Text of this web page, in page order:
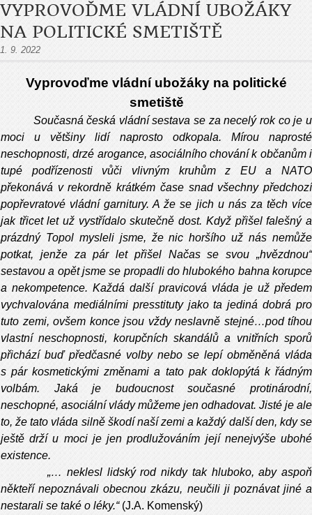
VYPROVOĎME VLÁDNÍ UBOŽÁKY
NA POLITICKÉ SMETIŠTĚ
1. 9. 2022
Vyprovoďme vládní ubožáky na politické
smetiště
Současná česká vládní sestava se za necelý rok co je u
moci u většiny lidí naprosto odkopala. Mírou naprosté
neschopnosti, drzé arogance, asociálního chování k občanům i
tupé podřízenosti vůči vlivným kruhům z EU a NATO
překonává v rekordně krátkém čase snad všechny předchozí
popřevratové vládní garnitury. A že se jich u nás za těch více
jak třicet let už vystřídalo skutečně dost. Když přišel falešný a
prázdný Topol mysleli jsme, že nic horšího už nás nemůže
potkat, jenže za pár let přišel Načas se svou „hvězdnou“
sestavou a opět jsme se propadli do hlubokého bahna korupce
a nekompetence. Každá další pravicová vláda je už předem
vychvalována mediálními presstituty jako ta jediná dobrá pro
tuto zemi, ovšem konce jsou vždy neslavně stejné…pod tíhou
vlastní neschopnosti, korupčních skandálů a vnitřních sporů
přichází buď předčasné volby nebo se lepí obměněná vláda
s pár kosmetickými změnami a tato pak doklopýtá k řádným
volbám. Jaká je budoucnost současné protinárodní,
neschopné, asociální vlády můžeme jen odhadovat. Jisté je ale
to, že tato vláda silně škodí naší zemi a každý další den, kdy se
ještě drží u moci je jen prodlužováním její nenejvýše ubohé
existence.
„… neklesl lidský rod nikdy tak hluboko, aby aspoň
někteří nepoznávali obecnou zkázu, neučili ji poznávat jiné a
nestarali se také o léky.“ (J.A. Komenský)